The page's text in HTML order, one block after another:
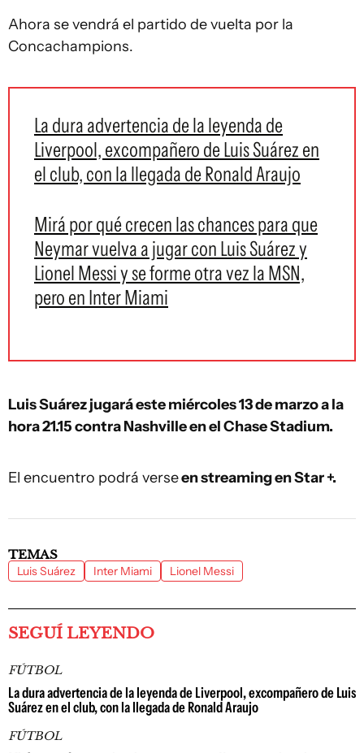
Ahora se vendrá el partido de vuelta por la
Concachampions.
La dura advertencia de la leyenda de
Liverpool, excompañero de Luis Suárez en
el club, con la llegada de Ronald Araujo
Mirá por qué crecen las chances para que
Neymar vuelva a jugar con Luis Suárez y
Lionel Messi y se forme otra vez la MSN,
pero en Inter Miami
Luis Suárez jugará este miércoles 13 de marzo a la
hora 21.15 contra Nashville en el Chase Stadium.
El encuentro podrá verseen streaming en Star +.
TEMAS
Luis Suárez Inter Miami Lionel Messi
SEGUÍ LEYENDO
FÚTBOL
La dura advertencia de la leyenda de Liverpool, excompañero de Luis
Suárez en el club, con la llegada de Ronald Araujo
FÚTBOL